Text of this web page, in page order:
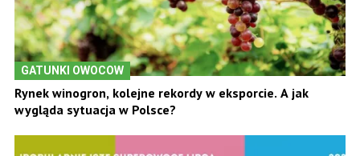
GATUNKI OWOCOW
Rynek winogron, kolejne rekordy w eksporcie. A jak
wygląda sytuacja w Polsce?